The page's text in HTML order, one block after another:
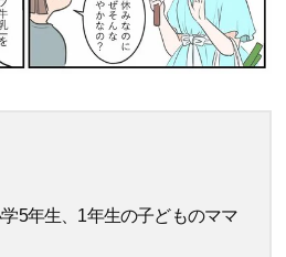
5年生、1年生の子どものママ